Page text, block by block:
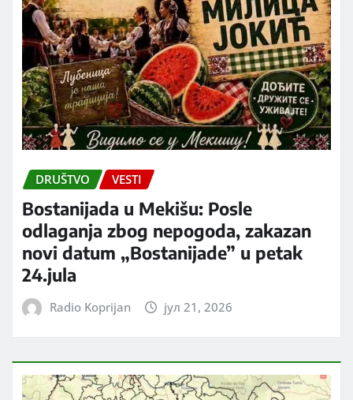
DRUŠTVO VESTI
Bostanijada u Mekišu: Posle
odlaganja zbog nepogoda, zakazan
novi datum „Bostanijade” u petak
24.jula
Radio Koprijan јул 21, 2026